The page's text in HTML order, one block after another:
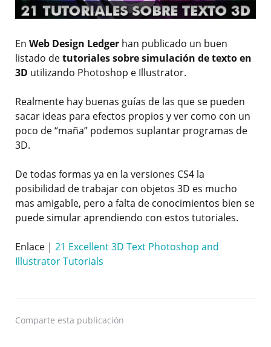
En Web Design Ledger han publicado un buen
listado detutoriales sobre simulación de texto en
3D utilizando Photoshop e Illustrator.
Realmente hay buenas guías de las que se pueden
sacar ideas para efectos propios y ver como con un
poco de “maña” podemos suplantar programas de
3D.
De todas formas ya en la versiones CS4 la
posibilidad de trabajar con objetos 3D es mucho
mas amigable, pero a falta de conocimientos bien se
puede simular aprendiendo con estos tutoriales.
Enlace | 21 Excellent 3D Text Photoshop and
Illustrator Tutorials
Comparte esta publicación